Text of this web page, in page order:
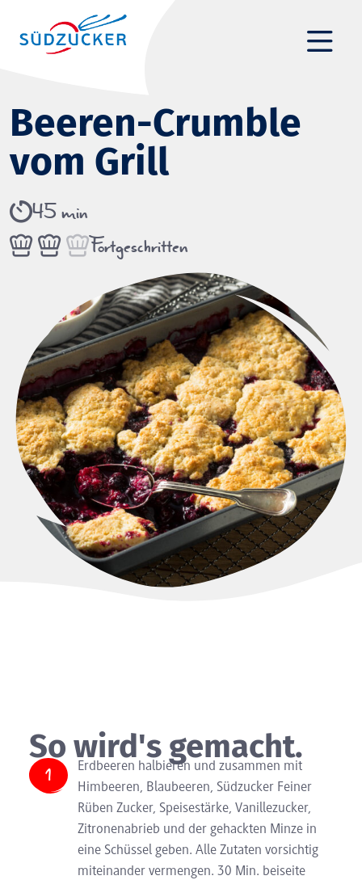
Beeren-Crumble
vom Grill
45 min
Fortgeschritten
So wird's gemacht.
Erdbeeren halbieren und zusammen mit
Himbeeren, Blaubeeren, Südzucker Feiner
Rüben Zucker, Speisestärke, Vanillezucker,
Zitronenabrieb und der gehackten Minze in
eine Schüssel geben. Alle Zutaten vorsichtig
miteinander vermengen. 30 Min. beiseite